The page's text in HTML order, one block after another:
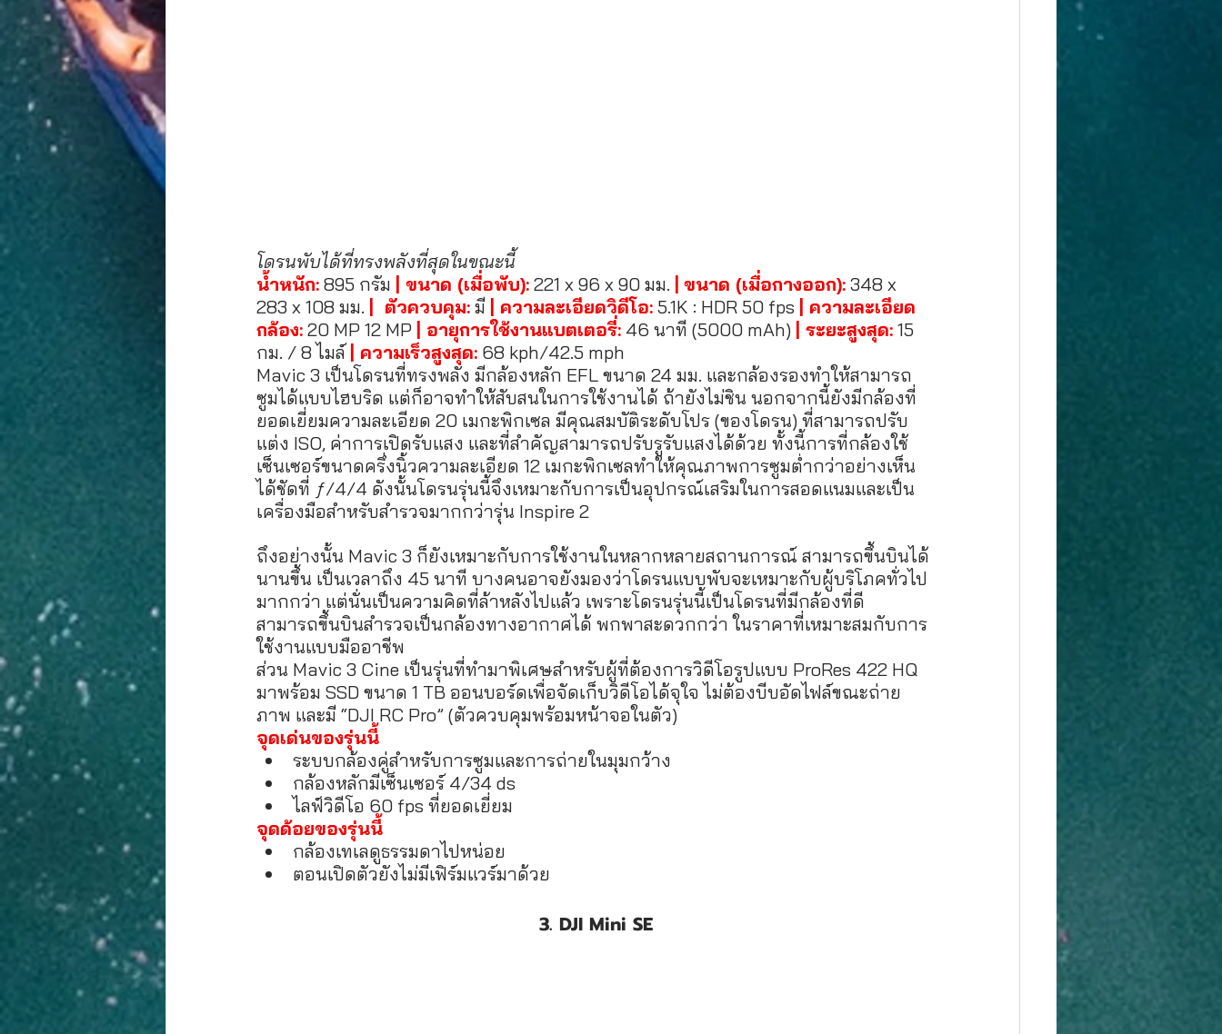
โดรนพับได้ที่ทรงพลังที่สุดในขณะนี้
น้ำหนัก: 895 กรัม | ขนาด (เมื่อพับ): 221 x 96 x 90 มม. ขนาด (เมื่อกางออก): 348 x
283 x 108 มม.
|  ตัวควบคุม: มี | ความละเอียดวิดีโอ: 5.1K : HDR 50 fps
| ความละเอียด
กล้อง: 20 MP 12 MP | อายุการใช้งานแบตเตอรี่: 46 นาที (5000 mAh) | ระยะสูงสุด: 15
กม. / 8 ไมล์
| ความเร็วสูงสุด: 68 kph/42.5 mph
Mavic 3 เป็นโดรนที่ทรงพลัง มีกล้องหลัก EFL ขนาด 24 มม. และกล้องรองทำให้สามารถ
ซูมได้แบบไฮบริด แต่ก็อาจทำให้สับสนในการใช้งานได้ ถ้ายังไม่ชิน นอกจากนี้ยังมีกล้องที่
ยอดเยี่ยมความละเอียด 20 เมกะพิกเซล มีคุณสมบัติระดับโปร (ของโดรน) ที่สามารถปรับ
แต่ง ISO, ค่าการเปิดรับแสง และที่สำคัญสามารถปรับรูรับแสงได้ด้วย ทั้งนี้การที่กล้องใช้
เซ็นเซอร์ขนาดครึ่งนิ้วความละเอียด 12 เมกะพิกเซลทำให้คุณภาพการซูมต่ำกว่าอย่างเห็น
ได้ชัดที่ ƒ/4/4 ดังนั้นโดรนรุ่นนี้จึงเหมาะกับการเป็นอุปกรณ์เสริมในการสอดแนมและเป็น
เครื่องมือสำหรับสำรวจมากกว่ารุ่น Inspire 2
ถึงอย่างนั้น Mavic 3 ก็ยังเหมาะกับการใช้งานในหลากหลายสถานการณ์ สามารถขึ้นบินได้
นานขึ้น เป็นเวลาถึง 45 นาที บางคนอาจยังมองว่าโดรนแบบพับจะเหมาะกับผู้บริโภคทั่วไป
มากกว่า แต่นั่นเป็นความคิดที่ล้าหลังไปแล้ว เพราะโดรนรุ่นนี้เป็นโดรนที่มีกล้องที่ดี
สามารถขึ้นบินสำรวจเป็นกล้องทางอากาศได้ พกพาสะดวกกว่า ในราคาที่เหมาะสมกับการ
ใช้งานแบบมืออาชีพ
ส่วน Mavic 3 Cine เป็นรุ่นที่ทำมาพิเศษสำหรับผู้ที่ต้องการวิดีโอรูปแบบ ProRes 422 HQ
มาพร้อม SSD ขนาด 1 TB ออนบอร์ดเพื่อจัดเก็บวิดีโอได้จุใจ ไม่ต้องบีบอัดไฟล์ขณะถ่าย
ภาพ และมี “DJI RC Pro” (ตัวควบคุมพร้อมหน้าจอในตัว)
จุดเด่นของรุ่นนี้
ระบบกล้องคู่สำหรับการซูมและการถ่ายในมุมกว้าง
กล้องหลักมีเซ็นเซอร์ 4/34 ds
ไลฟ์วิดีโอ 60 fps ที่ยอดเยี่ยม
จุดด้อยของรุ่นนี้
กล้องเทเลดูธรรมดาไปหน่อย
ตอนเปิดตัวยังไม่มีเฟิร์มแวร์มาด้วย
3. DJI Mini SE